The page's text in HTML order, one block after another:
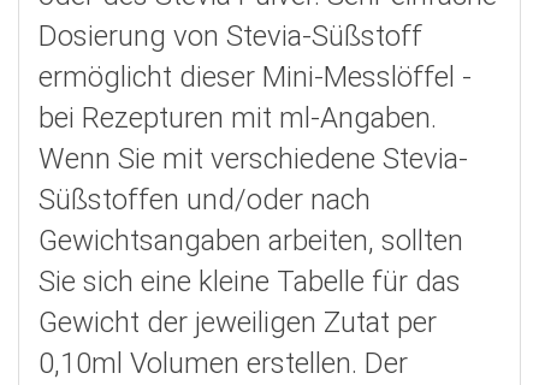
Dosierung von Stevia-Süßstoff
ermöglicht dieser Mini-Messlöffel -
bei Rezepturen mit ml-Angaben.
Wenn Sie mit verschiedene Stevia-
Süßstoffen und/oder nach
Gewichtsangaben arbeiten, sollten
Sie sich eine kleine Tabelle für das
Gewicht der jeweiligen Zutat per
0,10ml Volumen erstellen. Der